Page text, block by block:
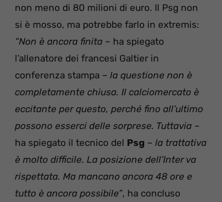
non meno di 80 milioni di euro. Il Psg non
si è mosso, ma potrebbe farlo in extremis:
“Non è ancora finita – ha spiegato
l’allenatore dei francesi Galtier in
conferenza stampa – la questione non è
completamente chiusa. Il calciomercato è
eccitante per questo, perché fino all’ultimo
possono esserci delle sorprese. Tuttavia –
ha spiegato il tecnico del Psg – la trattativa
è molto difficile. La posizione dell’Inter va
rispettata. Ma mancano ancora 48 ore e
tutto è ancora possibile”, ha concluso